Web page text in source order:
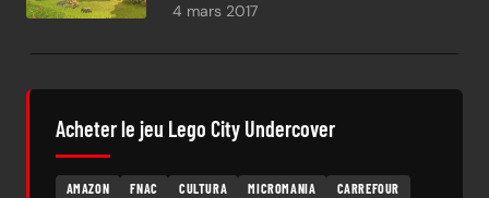
4 mars 2017
Acheter le jeu Lego City Undercover
AMAZON FNAC CULTURA MICROMANIA
CARREFOUR